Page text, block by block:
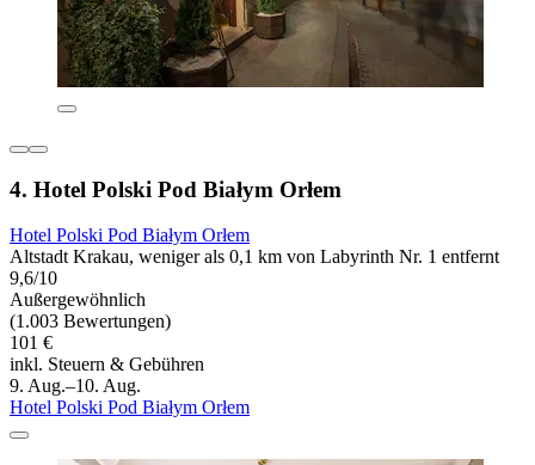
4. Hotel Polski Pod Białym Orłem
Hotel Polski Pod Białym Orłem
Altstadt Krakau, weniger als 0,1 km von Labyrinth Nr. 1 entfernt
9,6/10
Außergewöhnlich
(1.003 Bewertungen)
101 €
inkl. Steuern & Gebühren
9. Aug.–10. Aug.
Hotel Polski Pod Białym Orłem